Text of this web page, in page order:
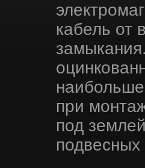
кабель от
при
под
подвесных